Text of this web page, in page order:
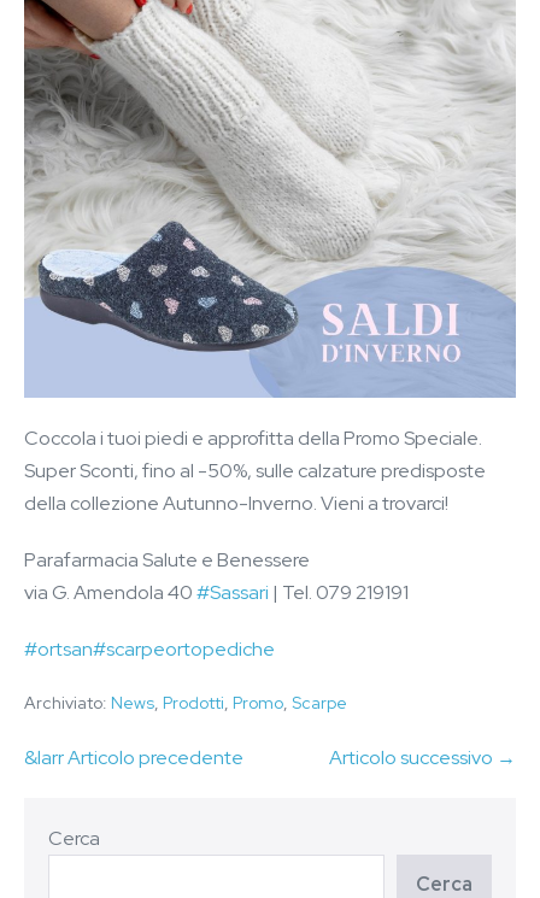
Coccola i tuoi piedi e approfitta della Promo Speciale.
Super Sconti, fino al -50%, sulle calzature predisposte
della collezione Autunno-Inverno. Vieni a trovarci!
Parafarmacia Salute e Benessere
via G. Amendola 40#Sassari | Tel. 079 219191
#ortsan#scarpeortopediche
Archiviato: News, Prodotti, Promo, Scarpe
&larr Articolo precedente Articolo successivo →
Cerca
Cerca